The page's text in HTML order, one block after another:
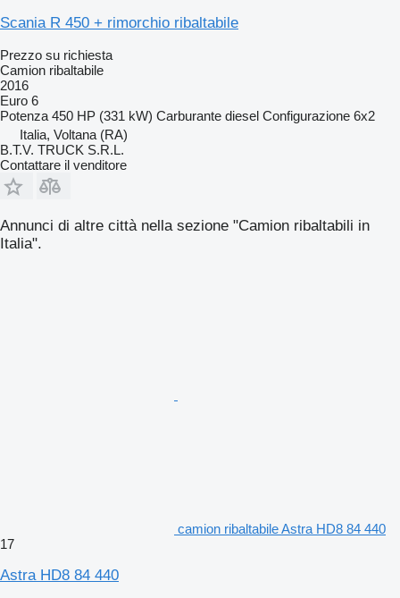
Scania R 450 + rimorchio ribaltabile
Prezzo su richiesta
Camion ribaltabile
2016
Euro 6
Potenza 450 HP (331 kW) Carburante diesel Configurazione 6x2
Italia, Voltana (RA)
B.T.V. TRUCK S.R.L.
Contattare il venditore
Annunci di altre città nella sezione "Camion ribaltabili in
Italia".
camion ribaltabile Astra HD8 84 440
17
Astra HD8 84 440